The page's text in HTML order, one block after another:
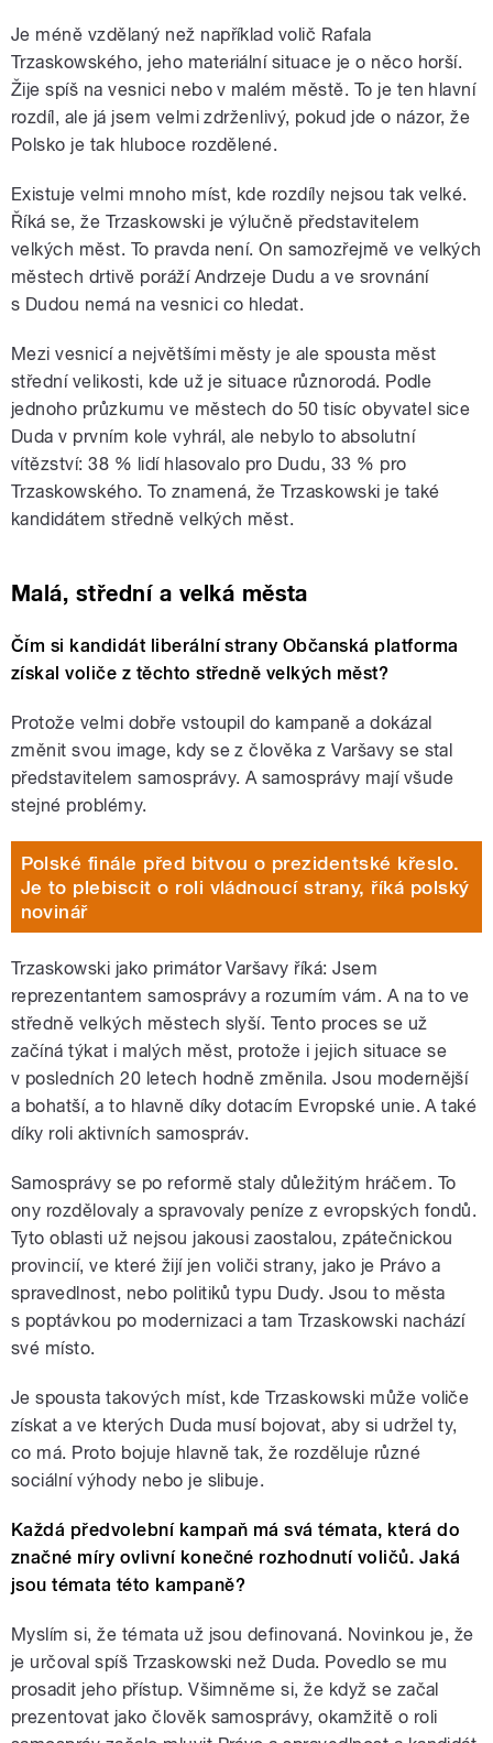
Je méně vzdělaný než například volič Rafala
Trzaskowského, jeho materiální situace je o něco horší.
Žije spíš na vesnici nebo v malém městě. To je ten hlavní
rozdíl, ale já jsem velmi zdrženlivý, pokud jde o názor, že
Polsko je tak hluboce rozdělené.
Existuje velmi mnoho míst, kde rozdíly nejsou tak velké.
Říká se, že Trzaskowski je výlučně představitelem
velkých měst. To pravda není. On samozřejmě ve velkých
městech drtivě poráží Andrzeje Dudu a ve srovnání
s Dudou nemá na vesnici co hledat.
Mezi vesnicí a největšími městy je ale spousta měst
střední velikosti, kde už je situace různorodá. Podle
jednoho průzkumu ve městech do 50 tisíc obyvatel sice
Duda v prvním kole vyhrál, ale nebylo to absolutní
vítězství: 38 % lidí hlasovalo pro Dudu, 33 % pro
Trzaskowského. To znamená, že Trzaskowski je také
kandidátem středně velkých měst.
Malá, střední a velká města
Čím si kandidát liberální strany Občanská platforma
získal voliče z těchto středně velkých měst?
Protože velmi dobře vstoupil do kampaně a dokázal
změnit svou image, kdy se z člověka z Varšavy se stal
představitelem samosprávy. A samosprávy mají všude
stejné problémy.
Polské finále před bitvou o prezidentské křeslo.
Je to plebiscit o roli vládnoucí strany, říká polský
novinář
Trzaskowski jako primátor Varšavy říká: Jsem
reprezentantem samosprávy a rozumím vám. A na to ve
středně velkých městech slyší. Tento proces se už
začíná týkat i malých měst, protože i jejich situace se
v posledních 20 letech hodně změnila. Jsou modernější
a bohatší, a to hlavně díky dotacím Evropské unie. A také
díky roli aktivních samospráv.
Samosprávy se po reformě staly důležitým hráčem. To
ony rozdělovaly a spravovaly peníze z evropských fondů.
Tyto oblasti už nejsou jakousi zaostalou, zpátečnickou
provincií, ve které žijí jen voliči strany, jako je Právo a
spravedlnost, nebo politiků typu Dudy. Jsou to města
s poptávkou po modernizaci a tam Trzaskowski nachází
své místo.
Je spousta takových míst, kde Trzaskowski může voliče
získat a ve kterých Duda musí bojovat, aby si udržel ty,
co má. Proto bojuje hlavně tak, že rozděluje různé
sociální výhody nebo je slibuje.
Každá předvolební kampaň má svá témata, která do
značné míry ovlivní konečné rozhodnutí voličů. Jaká
jsou témata této kampaně?
Myslím si, že témata už jsou definovaná. Novinkou je, že
je určoval spíš Trzaskowski než Duda. Povedlo se mu
prosadit jeho přístup. Všimněme si, že když se začal
prezentovat jako člověk samosprávy, okamžitě o roli